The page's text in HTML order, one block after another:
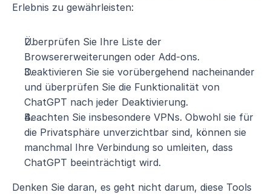
Erlebnis zu gewährleisten:
Überprüfen Sie Ihre Liste der
Browsererweiterungen oder Add-ons.
Deaktivieren Sie sie vorübergehend nacheinander
und überprüfen Sie die Funktionalität von
ChatGPT nach jeder Deaktivierung.
Beachten Sie insbesondere VPNs. Obwohl sie für
die Privatsphäre unverzichtbar sind, können sie
manchmal Ihre Verbindung so umleiten, dass
ChatGPT beeinträchtigt wird.
Denken Sie daran, es geht nicht darum, diese Tools